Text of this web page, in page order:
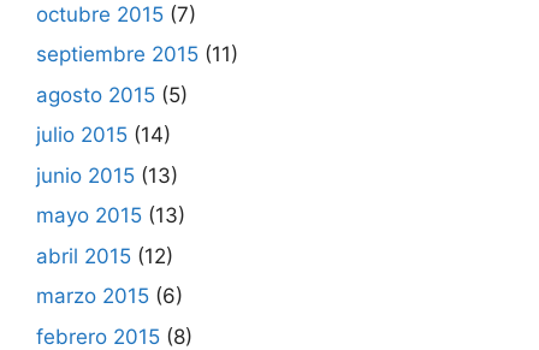
octubre 2015 (7)
septiembre 2015 (11)
agosto 2015 (5)
julio 2015 (14)
junio 2015 (13)
mayo 2015 (13)
abril 2015 (12)
marzo 2015 (6)
febrero 2015 (8)